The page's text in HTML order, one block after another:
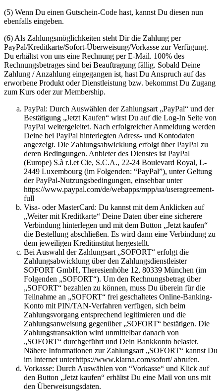
(5) Wenn Du einen Gutschein-Code hast, kannst Du diesen nun
ebenfalls eingeben.
(6) Als Zahlungsmöglichkeiten steht Dir die Zahlung per
PayPal/Kreditkarte/Sofort-Überweisung/Vorkasse zur Verfügung.
Du erhältst von uns eine Rechnung per E-Mail. 100% des
Rechnungsbetrages sind bei Beauftragung fällig. Sobald Deine
Zahlung / Anzahlung eingegangen ist, hast Du Anspruch auf das
erworbene Produkt oder Dienstleistung bzw. bekommst Du Zugang
zum Kurs oder zur Membership.
PayPal: Durch Auswählen der Zahlungsart „PayPal“ und der
Bestätigung „Jetzt Kaufen“ wirst Du auf die Log-In Seite von
PayPal weitergeleitet. Nach erfolgreicher Anmeldung werden
Deine bei PayPal hinterlegten Adress- und Kontodaten
angezeigt. Die Zahlungsabwicklung erfolgt über PayPal zu
deren Bedingungen. Anbieter des Dienstes ist PayPal
(Europe) S.à r.l.et Cie, S.C.A., 22-24 Boulevard Royal, L-
2449 Luxembourg (im Folgenden: “PayPal”), unter Geltung
der PayPal-Nutzungsbedingungen, einsehbar unter
https://www.paypal.com/de/webapps/mpp/ua/useragreement-
full
Visa- oder MasterCard: Du kannst mit dem Anklicken auf
„Weiter mit Kreditkarte“ Deine Daten über eine sicherere
Verbindung hinterlegen und mit dem Button „Jetzt kaufen“
die Bestellung abschließen. Es wird dann eine Verbindung zu
dem jeweiligen Kreditinstitut hergestellt.
Bei Auswahl der Zahlungsart „SOFORT“ erfolgt die
Zahlungsabwicklung über den Zahlungsdienstleister
SOFORT GmbH, Theresienhöhe 12, 80339 München (im
Folgenden „SOFORT“). Um den Rechnungsbetrag über
„SOFORT“ bezahlen zu können, muss Du überein für die
Teilnahme an „SOFORT“ frei geschaltetes Online-Banking-
Konto mit PIN/TAN-Verfahren verfügen, sich beim
Zahlungsvorgang entsprechend legitimieren und die
Zahlungsanweisung gegenüber „SOFORT“ bestätigen. Die
Zahlungstransaktion wird unmittelbar danach von
„SOFORT“ durchgeführt und Dein Bankkonto belastet.
Nähere Informationen zur Zahlungsart „SOFORT“ kannst Du
im Internet unterhttps://www.klarna.com/sofort/ abrufen.
Vorkasse: Durch Auswählen von “Vorkasse“ und Klick auf
den Button „Jetzt kaufen“ erhältst Du eine Mail von uns mit
den Überweisungsdaten.